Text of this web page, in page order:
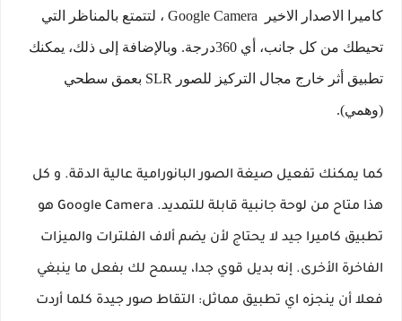
كاميرا الاصدار الاخير Google Camera ، لتتمتع بالمناظر التي
تحيطك من كل جانب، أي 360درجة. وبالإضافة إلى ذلك، يمكنك
تطبيق أثر خارج مجال التركيز للصور SLR بعمق سطحي
(وهمي).
كما يمكنك تفعيل صيغة الصور البانورامية عالية الدقة. و كل
هذا متاح من لوحة جانبية قابلة للتمديد. Google Camera هو
تطبيق كاميرا جيد لا يحتاج لأن يضم ألاف الفلترات والميزات
الفاخرة الأخرى. إنه بديل قوي جدا، يسمح لك بفعل ما ينبغي
فعلا أن ينجزه اي تطبيق مماثل: التقاط صور جيدة كلما أردت